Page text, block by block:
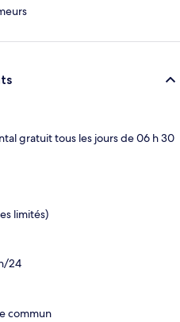
gratuit tous les jours de 06 h 30
limités)
24
commun